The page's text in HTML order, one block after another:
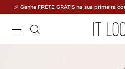
🎉 Ganhe FRETE GRÁTIS na sua primeira